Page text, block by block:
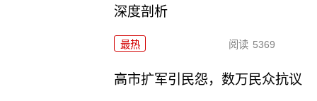
深度剖析
最热 阅读 5369
高市扩军引民怨，数万民众抗议